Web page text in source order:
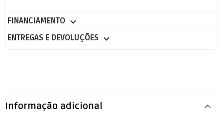
FINANCIAMENTO
ENTREGAS E DEVOLUÇÕES
Informação adicional